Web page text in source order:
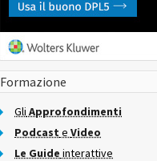
Formazione
Gli Approfondimenti
Podcast e Video
Le Guide interattive